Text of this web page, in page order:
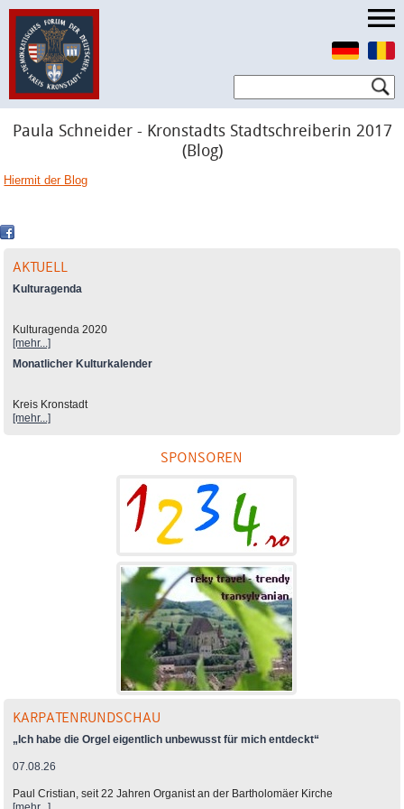
Paula Schneider - Kronstadts Stadtschreiberin 2017
(Blog)
Hiermit der Blog
AKTUELL
Kulturagenda
Kulturagenda 2020
[mehr...]
Monatlicher Kulturkalender
Kreis Kronstadt
[mehr...]
SPONSOREN
KARPATENRUNDSCHAU
„Ich habe die Orgel eigentlich unbewusst für mich entdeckt“
07.08.26
Paul Cristian, seit 22 Jahren Organist an der Bartholomäer Kirche